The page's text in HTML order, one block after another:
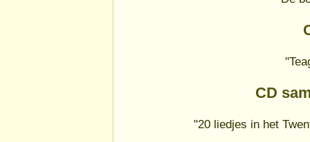
CD
"20 liedjes in het